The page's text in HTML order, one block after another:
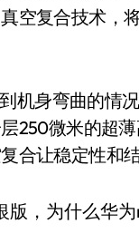
空复合技术，
机身弯曲的情
250微米的超
合让稳定性和